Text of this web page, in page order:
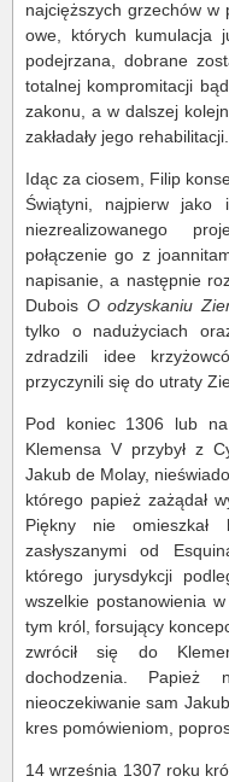
najcięższych grzechów w
owe, których kumulacja
podejrzana, dobrane
totalnej kompromitacji
zakonu, a w dalszej
zakładały jego rehabilitacji.
Idąc za ciosem, Filip
Świątyni, najpierw jako
niezrealizowanego
połączenie go z
napisanie, a następnie
Dubois O odzyskaniu
tylko o nadużyciach
zdradzili idee
przyczynili się do utraty
Pod koniec 1306 lub
Klemensa V przybył z
Jakub de Molay,
którego papież zażądał
Piękny nie omieszkał
zasłyszanymi od
którego jurysdykcji
wszelkie postanowienia
tym król, forsujący
zwrócił się do
dochodzenia. Papież
nieoczekiwanie sam
kres pomówieniom,
14 września 1307 roku